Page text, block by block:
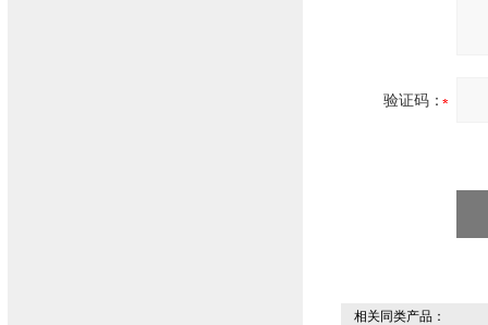
验证码：
相关同类产品：